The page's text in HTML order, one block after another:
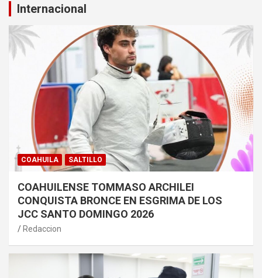
Internacional
COAHUILA SALTILLO
COAHUILENSE TOMMASO ARCHILEI
CONQUISTA BRONCE EN ESGRIMA DE LOS
JCC SANTO DOMINGO 2026
Redaccion